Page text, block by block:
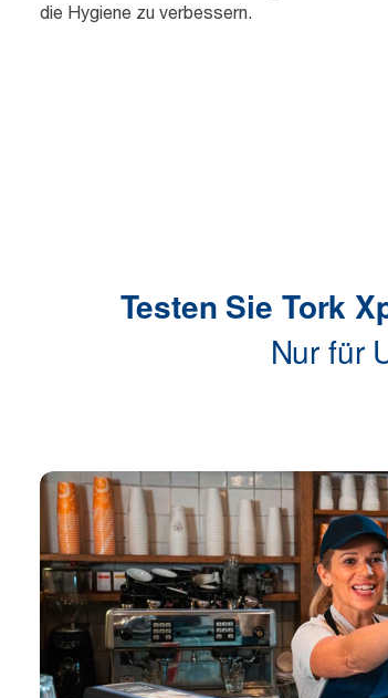
die Hygiene zu verbessern.